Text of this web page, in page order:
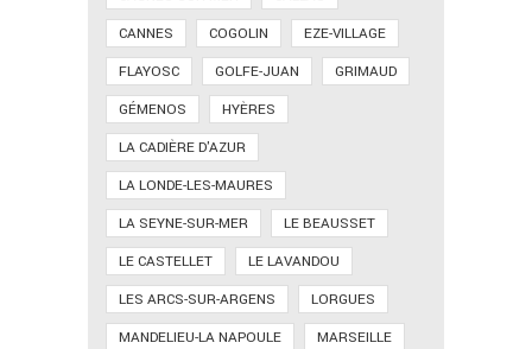
CANNES
COGOLIN
EZE-VILLAGE
FLAYOSC
GOLFE-JUAN
GRIMAUD
GÉMENOS
HYÈRES
LA CADIÈRE D'AZUR
LA LONDE-LES-MAURES
LA SEYNE-SUR-MER
LE BEAUSSET
LE CASTELLET
LE LAVANDOU
LES ARCS-SUR-ARGENS
LORGUES
MANDELIEU-LA NAPOULE
MARSEILLE